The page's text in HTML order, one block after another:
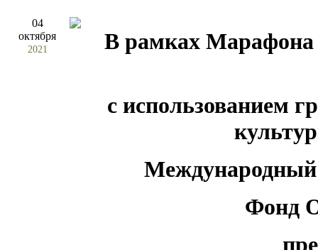
04
октября
2021 В рамках Марафона
с использованием
Международный
Фонд